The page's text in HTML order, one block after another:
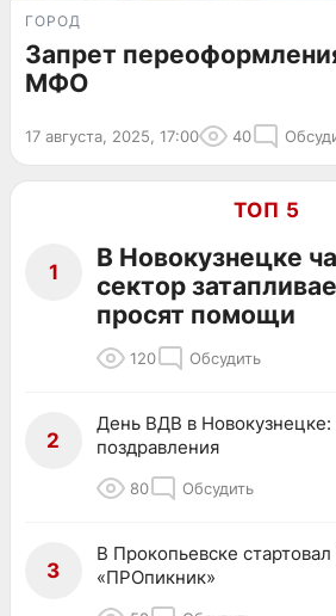
ГОРОД
Запрет
МФО
17 августа, 2025, 17:00 40
ТОП 5
1
В Новокузнецке
сектор
просят помощи
120 Обсудить
2
День ВДВ в Новокузнецке:
поздравления
80 Обсудить
3
В Прокопьевске
«ПРОпикник»